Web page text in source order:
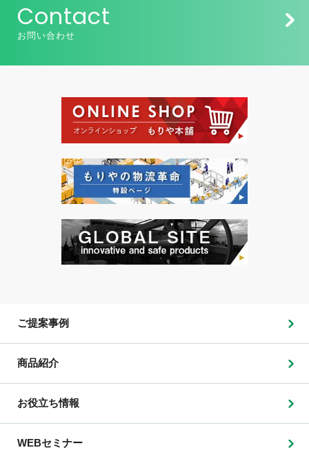
Contact
お問い合わせ
ご提案事例
商品紹介
お役立ち情報
WEBセミナー